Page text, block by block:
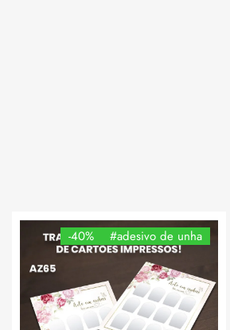
-40% #adesivo de unha